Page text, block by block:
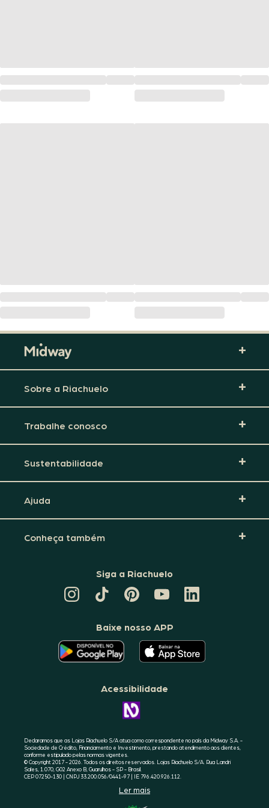
Sobre a Riachuelo
Trabalhe conosco
Sustentabilidade
Ajuda
Conheça também
Siga a Riachuelo
TIKTOK
DA
PINTEREST
DA
CANAL
DA
RIACHUELO
LINKEDIN
DA
Baixe nosso APP
O
APLICATIVO
DA
RIACHUELO
GOOGLE
O
APLICATIVO
DA
RIACHUELO
Acessibilidade
CONHEÇA
A
Declaramos que as Lojas Riachuelo S/A atua como correspondente no país da Midway S.A. -
Sociedade de Crédito, Financiamento e Investimento, prestando atendimento aos clientes,
conforme estipulado pelas normas vigentes.
© Copyright 2017 - 2026. Todos os direitos reservados. Lojas Riachuelo S/A. Rua Landri
Sales, 1.070, G02 Anexo B, Guarulhos - SP - Brasil.
CEP 07250-130 | CNPJ 33.200.056/0441-97 | IE 796.420.926.112.
Ler mais